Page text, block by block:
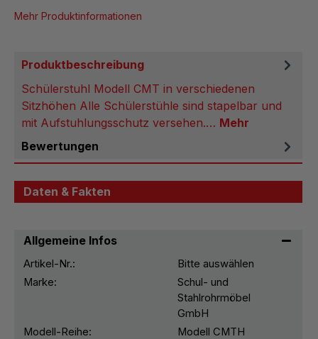
Mehr Produktinformationen
Produktbeschreibung
Schülerstuhl Modell CMT in verschiedenen
Sitzhöhen Alle Schülerstühle sind stapelbar und
mit Aufstuhlungsschutz versehen.… Mehr
Bewertungen
Daten & Fakten
Allgemeine Infos
Artikel-Nr.:
Bitte auswählen
Marke:
Schul- und
Stahlrohrmöbel
GmbH
Modell-Reihe:
Modell CMTH